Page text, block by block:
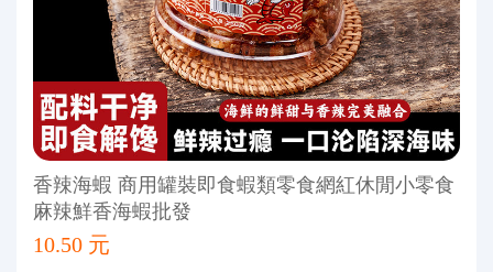
香辣海蝦 商用罐裝即食蝦類零食網紅休閒小零食
麻辣鮮香海蝦批發
10.50 元